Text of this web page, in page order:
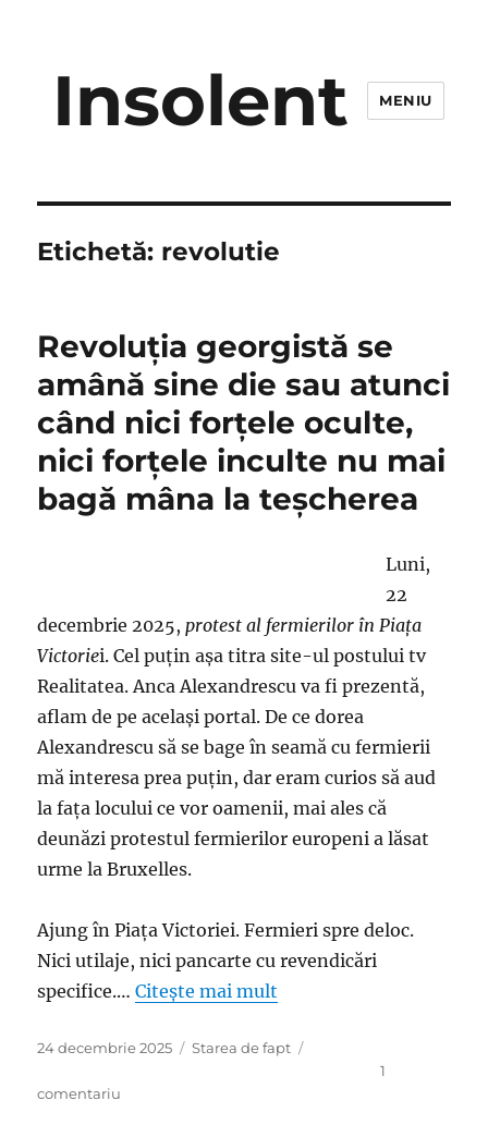
Insolent MENIU
Etichetă: revolutie
Revoluţia georgistă se
amână sine die sau atunci
când nici forţele oculte,
nici forţele inculte nu mai
bagă mâna la teşcherea
Luni,
22
decembrie 2025,protest al fermierilor în Piaţa
Victoriei. Cel puţin aşa titra site-ul postului tv
Realitatea. Anca Alexandrescu va fi prezentă,
aflam de pe acelaşi portal. De ce dorea
Alexandrescu să se bage în seamă cu fermierii
mă interesa prea puţin, dar eram curios să aud
la faţa locului ce vor oamenii, mai ales că
deunăzi protestul fermierilor europeni a lăsat
urme la Bruxelles.
Ajung în Piaţa Victoriei. Fermieri spre deloc.
Nici utilaje, nici pancarte cu revendicări
specifice.…Citește mai mult
Publicat
24 decembrie 2025 Categorii
Starea de fapt
1
comentariu